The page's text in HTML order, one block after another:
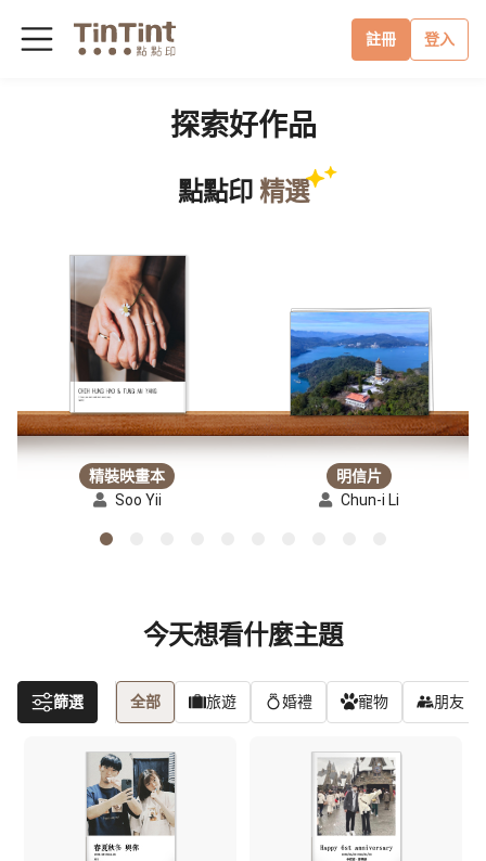
註冊 登入
探索好作品
點點印 精選
精裝映畫本
Soo Yii
明信片
Chun-i Li
今天想看什麼主題
篩選 全部 旅遊 婚禮 寵物 朋友